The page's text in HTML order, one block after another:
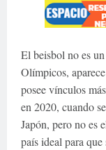
El beisbol no es
Olímpicos,
posee vínculos
en 2020, cuando
Japón, pero no es
país ideal para